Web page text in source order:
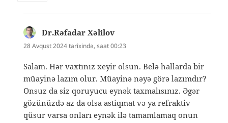
Dr.Rəfadar Xəlilov
ki:
28 Avqust 2024 tarixində, saat 00:23
Salam. Hər vaxtınız xeyir olsun. Belə hallarda bir
müayinə lazım olur. Müayinə nəyə görə lazımdır?
Onsuz da siz qoruyucu eynək taxmalısınız. Əgər
gözünüzdə az da olsa astiqmat və ya refraktiv
qüsur varsa onları eynək ilə tamamlamaq onun